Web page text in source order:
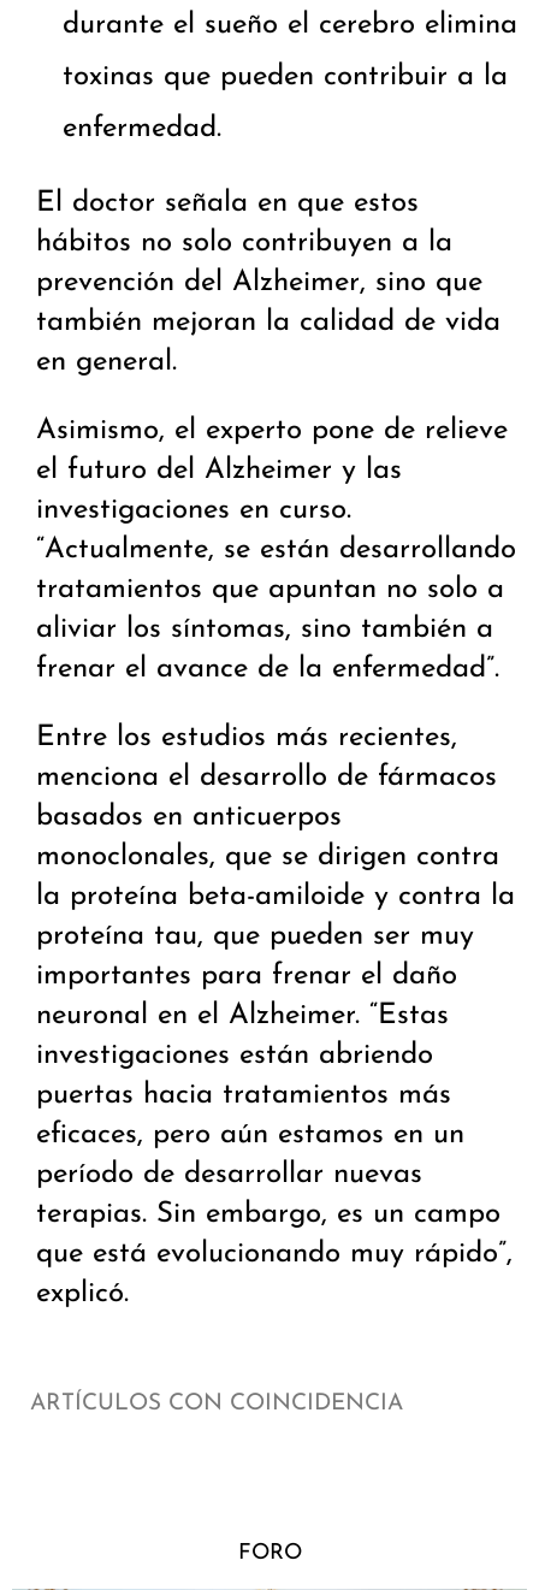
durante el sueño el cerebro elimina
toxinas que pueden contribuir a la
enfermedad.
El doctor señala en que estos
hábitos no solo contribuyen a la
prevención del Alzheimer, sino que
también mejoran la calidad de vida
en general.
Asimismo, el experto pone de relieve
el futuro del Alzheimer y las
investigaciones en curso.
“Actualmente, se están desarrollando
tratamientos que apuntan no solo a
aliviar los síntomas, sino también a
frenar el avance de la enfermedad”.
Entre los estudios más recientes,
menciona el desarrollo de fármacos
basados en anticuerpos
monoclonales, que se dirigen contra
la proteína beta-amiloide y contra la
proteína tau, que pueden ser muy
importantes para frenar el daño
neuronal en el Alzheimer. “Estas
investigaciones están abriendo
puertas hacia tratamientos más
eficaces, pero aún estamos en un
período de desarrollar nuevas
terapias. Sin embargo, es un campo
que está evolucionando muy rápido”,
explicó.
ARTÍCULOS CON COINCIDENCIA
FORO